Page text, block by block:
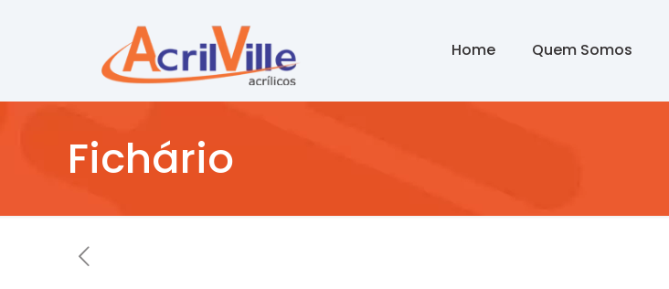
Home Quem Somos
Fichário